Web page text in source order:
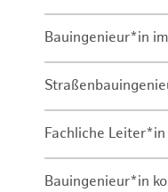
Bauingenieur*in
Fachliche
Bauingenieur*in